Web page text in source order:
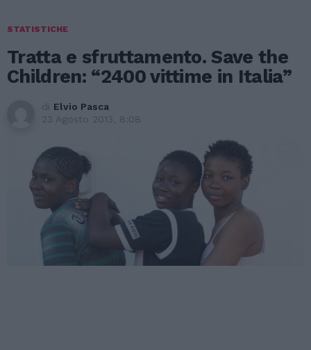
STATISTICHE
Tratta e sfruttamento. Save the
Children: “2400 vittime in Italia”
di Elvio Pasca
23 Agosto 2013, 8:08